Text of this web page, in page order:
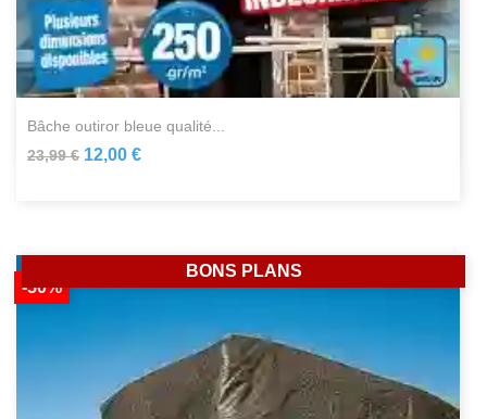
bâche outiror bleue qualité...
23,99 € 12,00 €
-50%
BONS PLANS